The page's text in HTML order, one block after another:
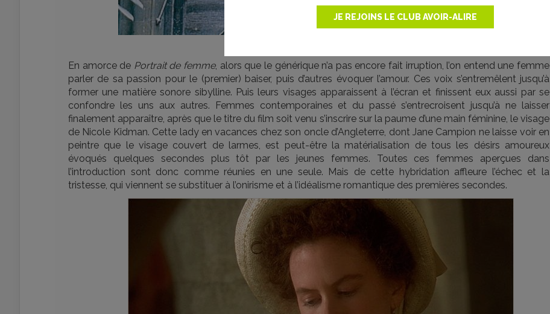
JE REJOINS LE CLUB AVOIR-ALIRE
En amorce de Portrait de femme, alors que le générique n’a pas encore fait irruption, l’on entend une femme
parler de sa passion pour le (premier) baiser, puis d’autres évoquer l’amour. Ces voix s’entremêlent jusqu’à
former une matière sonore sibylline. Puis leurs visages apparaissent à l’écran et finissent eux aussi par se
confondre les uns aux autres. Femmes contemporaines et du passé s’entrecroisent jusqu’à ne laisser
finalement apparaître, après que le titre du film soit venu s’inscrire sur la paume d’une main féminine, le visage
de Nicole Kidman. Cette lady en vacances chez son oncle d’Angleterre, dont Jane Campion ne laisse voir en
peintre que le visage couvert de larmes, est peut-être la matérialisation de tous les désirs amoureux
évoqués quelques secondes plus tôt par les jeunes femmes. Toutes ces femmes aperçues dans
l’introduction sont donc comme réunies en une seule. Mais de cette hybridation affleure l’échec et la
tristesse, qui viennent se substituer à l’onirisme et à l’idéalisme romantique des premières secondes.